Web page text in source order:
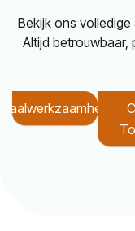
Bekijk ons
Altijd